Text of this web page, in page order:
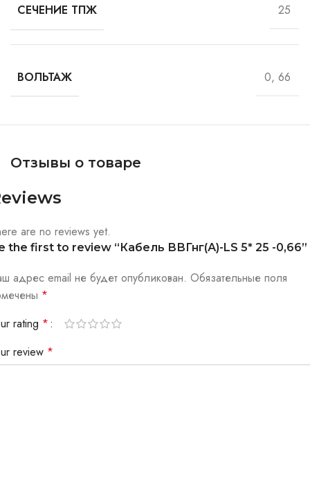
СЕЧЕНИЕ ТПЖ 25
ВОЛЬТАЖ 0, 66
Отзывы о товаре
are no reviews yet.
the first to review “Кабель ВВГнг(А)-LS 5* 25 -0,66”
адрес email не будет опубликован. Обязательные поля
*
rating *
review *